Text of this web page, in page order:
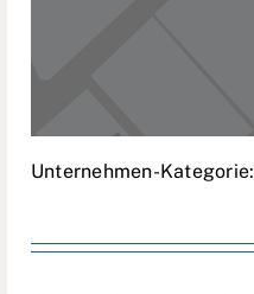
Unternehmen-Kategorie: